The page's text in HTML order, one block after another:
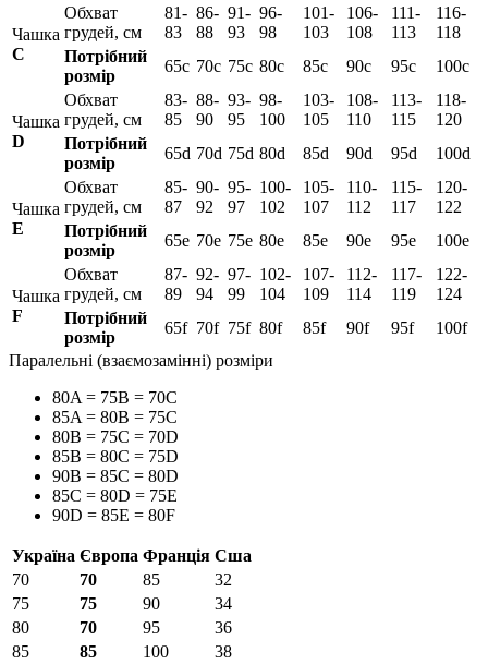
Чашка
C
Обхват
грудей, см
81-
83
86-
88
91-
93
96-
98
101-
103
106-
108
111-
113
116-
118
Потрібний
розмір
65c 70c 75c 80c 85c 90c 95c 100c
Чашка
D
Обхват
грудей, см
83-
85
88-
90
93-
95
98-
100
103-
105
108-
110
113-
115
118-
120
Потрібний
розмір
65d 70d 75d 80d 85d 90d 95d 100d
Чашка
E
Обхват
грудей, см
85-
87
90-
92
95-
97
100-
102
105-
107
110-
112
115-
117
120-
122
Потрібний
розмір
65e 70e 75e 80e 85e 90e 95e 100e
Чашка
F
Обхват
грудей, см
87-
89
92-
94
97-
99
102-
104
107-
109
112-
114
117-
119
122-
124
Потрібний
розмір
65f 70f 75f 80f 85f 90f 95f
100f
Паралельні (взаємозамінні) розміри
80A = 75B = 70C
85A = 80B = 75C
80B = 75C = 70D
85B = 80C = 75D
90B = 85C = 80D
85C = 80D = 75E
90D = 85E = 80F
Україна Європа Франція Сша
70
70 85
32
75
75 90
34
80
70 95
36
85
85 100 38